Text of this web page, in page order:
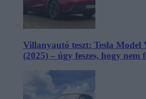
Villanyautó teszt: Tesla Model
(2025) – úgy feszes, hogy nem